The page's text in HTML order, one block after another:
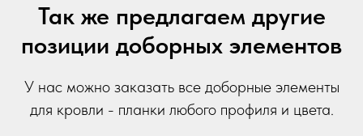
Так же предлагаем другие
позиции доборных элементов
У нас можно заказать все доборные элементы
для кровли - планки любого профиля и цвета.